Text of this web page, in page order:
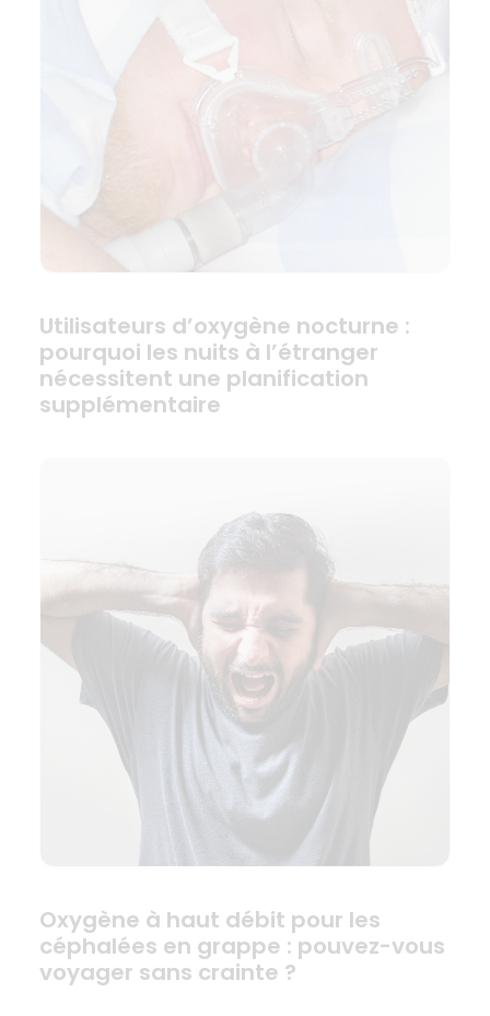
Utilisateurs d’oxygène nocturne :
pourquoi les nuits à l’étranger
nécessitent une planification
supplémentaire
Oxygène à haut débit pour les
céphalées en grappe : pouvez-vous
voyager sans crainte ?